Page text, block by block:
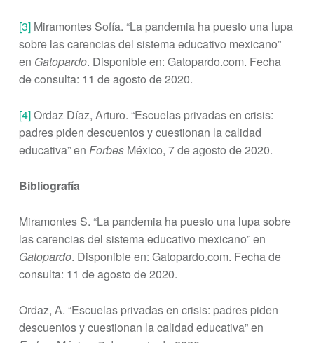
[3]Miramontes Sofía. “La pandemia ha puesto una lupa
sobre las carencias del sistema educativo mexicano”
en Gatopardo. Disponible en: Gatopardo.com. Fecha
de consulta: 11 de agosto de 2020.
[4]Ordaz Díaz, Arturo. “Escuelas privadas en crisis:
padres piden descuentos y cuestionan la calidad
educativa” en ForbesMéxico, 7 de agosto de 2020.
Bibliografía
Miramontes S. “La pandemia ha puesto una lupa sobre
las carencias del sistema educativo mexicano” en
Gatopardo. Disponible en: Gatopardo.com. Fecha de
consulta: 11 de agosto de 2020.
Ordaz, A. “Escuelas privadas en crisis: padres piden
descuentos y cuestionan la calidad educativa” en